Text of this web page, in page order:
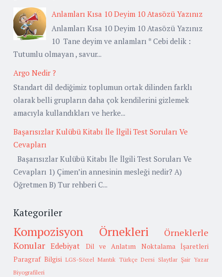
Anlamları Kısa 10 Deyim 10 Atasözü Yazınız
Anlamları Kısa 10 Deyim 10 Atasözü Yazınız
10 Tane deyim ve anlamları * Cebi delik :
Tutumlu olmayan , savur...
Argo Nedir ?
Standart dil dediğimiz toplumun ortak dilinden farklı
olarak belli grupların daha çok kendilerini gizlemek
amacıyla kullandıkları ve herke...
Başarısızlar Kulübü Kitabı İle İlgili Test Soruları Ve
Cevapları
Başarısızlar Kulübü Kitabı İle İlgili Test Soruları Ve
Cevapları 1) Çimen’in annesinin mesleği nedir? A)
Öğretmen B) Tur rehberi C...
Kategoriler
Kompozisyon Örnekleri
Örneklerle
Konular Edebiyat Dil ve Anlatım
Noktalama İşaretleri
Paragraf Bilgisi LGS-Sözel Mantık Türkçe Dersi Slaytlar Şair Yazar
Biyografileri